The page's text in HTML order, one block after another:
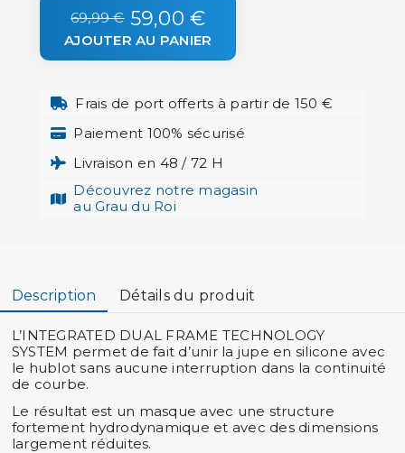
69,99 € 59,00 €
AJOUTER AU PANIER
Frais de port offerts à partir de 150 €
Paiement 100% sécurisé
Livraison en 48 / 72 H
Découvrez notre magasin
au Grau du Roi
Description Détails du produit
L’INTEGRATED DUAL FRAME TECHNOLOGY
SYSTEM permet de fait d’unir la jupe en silicone avec
le hublot sans aucune interruption dans la continuité
de courbe.
Le résultat est un masque avec une structure
fortement hydrodynamique et avec des dimensions
largement réduites.